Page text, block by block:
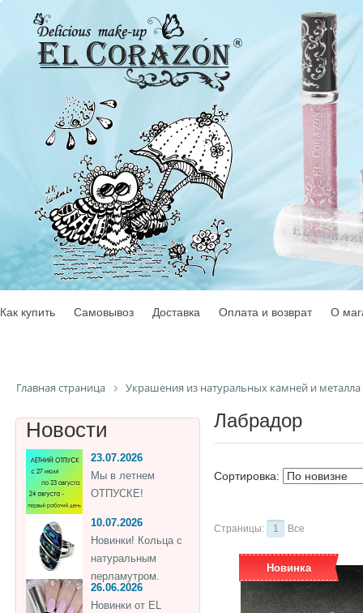
Как купить Самовывоз Доставка Оплата и возврат О
Главная страница Украшения из натуральных камней и металла
Лабрадор
Сортировка:
Страницы: 1 Все
Новинка
Новости
23.07.2026
Мы в летнем
ОТПУСКЕ!
10.07.2026
Новинки! Кольца с
натуральным
перламутром.
26.06.2026
Новинки от EL